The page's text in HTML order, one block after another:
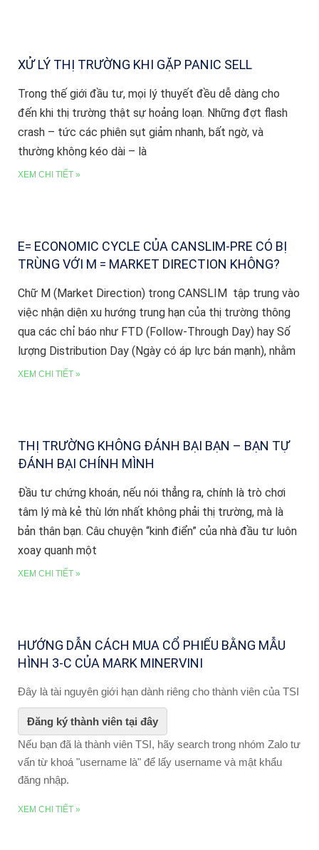
XỬ LÝ THỊ TRƯỜNG KHI GẶP PANIC SELL
Trong thế giới đầu tư, mọi lý thuyết đều dễ dàng cho
đến khi thị trường thật sự hoảng loạn. Những đợt flash
crash – tức các phiên sụt giảm nhanh, bất ngờ, và
thường không kéo dài – là
XEM CHI TIẾT »
E= ECONOMIC CYCLE CỦA CANSLIM-PRE CÓ BỊ
TRÙNG VỚI M = MARKET DIRECTION KHÔNG?
Chữ M (Market Direction) trong CANSLIM tập trung vào
việc nhận diện xu hướng trung hạn của thị trường thông
qua các chỉ báo như FTD (Follow-Through Day) hay Số
lượng Distribution Day (Ngày có áp lực bán mạnh), nhằm
XEM CHI TIẾT »
THỊ TRƯỜNG KHÔNG ĐÁNH BẠI BẠN – BẠN TỰ
ĐÁNH BẠI CHÍNH MÌNH
Đầu tư chứng khoán, nếu nói thẳng ra, chính là trò chơi
tâm lý mà kẻ thù lớn nhất không phải thị trường, mà là
bản thân bạn. Câu chuyện “kinh điển” của nhà đầu tư luôn
xoay quanh một
XEM CHI TIẾT »
HƯỚNG DẪN CÁCH MUA CỔ PHIẾU BẰNG MẪU
HÌNH 3-C CỦA MARK MINERVINI
Đây là tài nguyên giới hạn dành riêng cho thành viên của TSI
Đăng ký thành viên tại đây
Nếu bạn đã là thành viên TSI, hãy search trong nhóm Zalo tư
vấn từ khoá "username là" để lấy username và mật khẩu
đăng nhập.
XEM CHI TIẾT »